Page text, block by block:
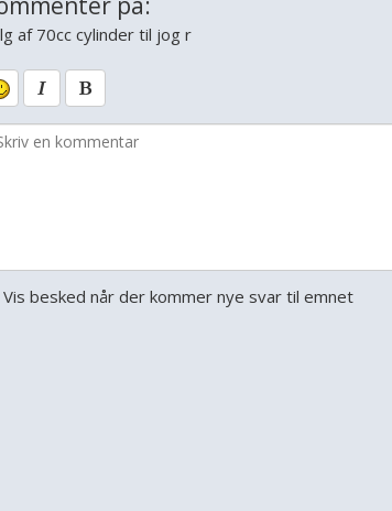
af 70cc cylinder til jog r
Vis besked når der kommer nye svar til emnet